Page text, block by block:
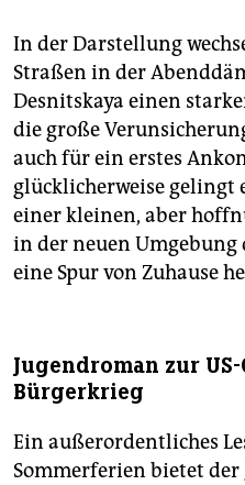
In der Darstellung
Straßen in der
Desnitskaya einen
die große
auch für ein erstes
glücklicherweise gelingt
einer kleinen, aber
in der neuen Umgebung
eine Spur von Zuhause
Jugendroman zur
Bürgerkrieg
Ein außerordentliches
Sommerferien bietet der